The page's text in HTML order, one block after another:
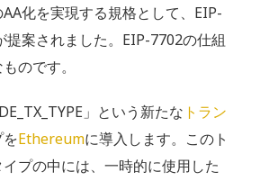
化を実現する規格として、EIP-
提案されました。EIP-7702の仕組
のです。
」という新たな トラン
Ethereumに導入します。このト
プの中には、一時的に使用した